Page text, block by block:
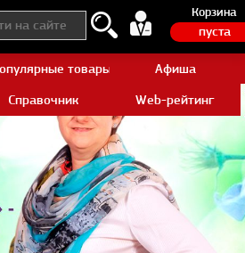
Корзина
пуста
товары AliexpressАфиша
Справочник
Web-рейтинг